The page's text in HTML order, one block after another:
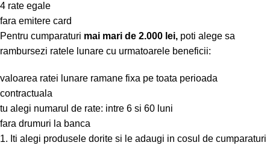
4 rate egale
fara emitere card
Pentru cumparaturi mai mari de 2.000 lei, poti alege sa
rambursezi ratele lunare cu urmatoarele beneficii:
valoarea ratei lunare ramane fixa pe toata perioada
contractuala
tu alegi numarul de rate: intre 6 si 60 luni
fara drumuri la banca
1. Iti alegi produsele dorite si le adaugi in cosul de cumparaturi